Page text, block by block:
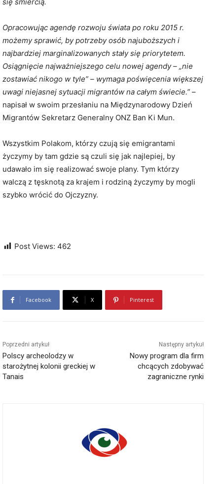
się śmiercią.
Opracowując agendę rozwoju świata po roku 2015 r.
możemy sprawić, by potrzeby osób najuboższych i
najbardziej marginalizowanych stały się priorytetem.
Osiągnięcie najważniejszego celu nowej agendy – „nie
zostawiać nikogo w tyle” – wymaga poświęcenia większej
uwagi niejasnej sytuacji migrantów na całym świecie.” –
napisał w swoim przesłaniu na Międzynarodowy Dzień
Migrantów Sekretarz Generalny ONZ Ban Ki Mun.
Wszystkim Polakom, którzy czują się emigrantami
życzymy by tam gdzie są czuli się jak najlepiej, by
udawało im się realizować swoje plany. Tym którzy
walczą z tęsknotą za krajem i rodziną życzymy by mogli
szybko wrócić do Ojczyzny.
Post Views: 462
Facebook X Pinterest
Poprzedni artykuł
Polscy archeolodzy w
starożytnej kolonii greckiej w
Tanais
Następny artykuł
Nowy program dla firm
chcących zdobywać
zagraniczne rynki